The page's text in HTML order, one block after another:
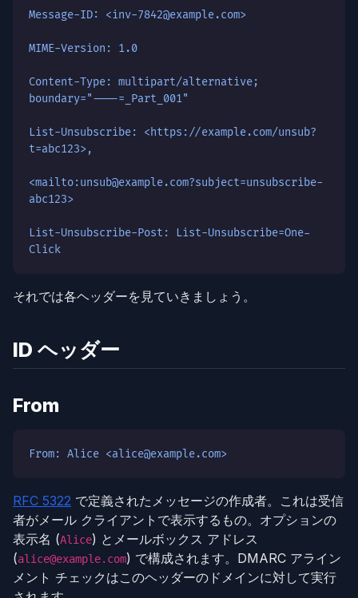
Message-ID: <inv-7842@example.com>
MIME-Version: 1.0
Content-Type: multipart/alternative;
boundary="----=_Part_001"
List-Unsubscribe: <https://example.com/unsub?
t=abc123>,
<mailto:unsub@example.com?subject=unsubscribe-
abc123>
List-Unsubscribe-Post: List-Unsubscribe=One-
Click
それでは各ヘッダーを見ていきましょう。
ID ヘッダー
From
From: Alice <alice@example.com>
RFC 5322 で定義されたメッセージの作成者。これは受信
者がメール クライアントで表示するもの。オプションの
表示名 (Alice) とメールボックス アドレス
(alice@example.com) で構成されます。DMARC アライン
メント チェックはこのヘッダーのドメインに対して実行